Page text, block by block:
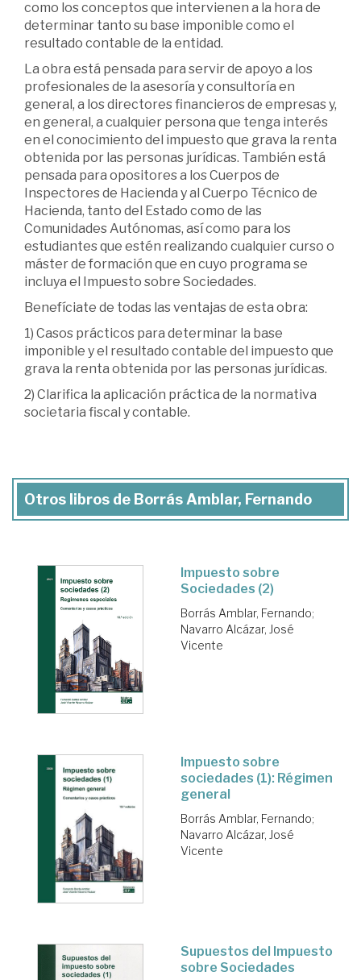
como los conceptos que intervienen a la hora de
determinar tanto su base imponible como el
resultado contable de la entidad.
La obra está pensada para servir de apoyo a los
profesionales de la asesoría y consultoría en
general, a los directores financieros de empresas y,
en general, a cualquier persona que tenga interés
en el conocimiento del impuesto que grava la renta
obtenida por las personas jurídicas. También está
pensada para opositores a los Cuerpos de
Inspectores de Hacienda y al Cuerpo Técnico de
Hacienda, tanto del Estado como de las
Comunidades Autónomas, así como para los
estudiantes que estén realizando cualquier curso o
máster de formación que en cuyo programa se
incluya el Impuesto sobre Sociedades.
Benefíciate de todas las ventajas de esta obra:
1) Casos prácticos para determinar la base
imponible y el resultado contable del impuesto que
grava la renta obtenida por las personas jurídicas.
2) Clarifica la aplicación práctica de la normativa
societaria fiscal y contable.
Otros libros de Borrás Amblar, Fernando
Impuesto sobre
Sociedades (2)
Borrás Amblar, Fernando;
Navarro Alcázar, José
Vicente
Impuesto sobre
sociedades (1): Régimen
general
Borrás Amblar, Fernando;
Navarro Alcázar, José
Vicente
Supuestos del Impuesto
sobre Sociedades